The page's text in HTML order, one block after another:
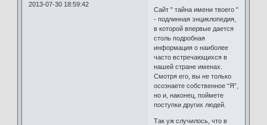
2013-07-30 18:59:42
Сайт " тайна имени твоего "
- подлинная энциклопедия,
в которой впервые дается
столь подробная
информация о наиболее
часто встречающихся в
нашей стране именах.
Смотря его, вы не только
осознаете собственное “Я”,
но и, наконец, поймете
поступки других людей.
Так уж случилось, что в